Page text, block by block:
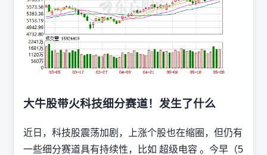
大牛股带火科技细分赛道！发生了什么
近日，科技股震荡加剧，上涨个股也在缩圈，但仍有
一些细分赛道具有持续性，比如 超级电容 。今早（5